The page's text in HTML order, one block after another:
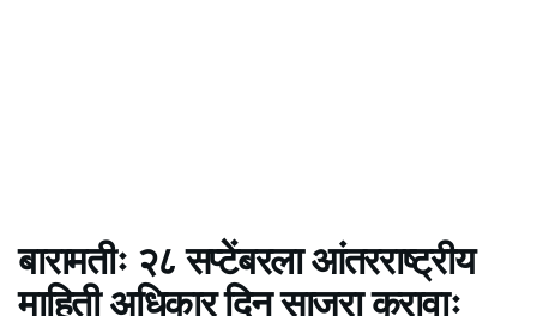
बारामतीः २८ सप्टेंबरला आंतरराष्ट्रीय
माहिती अधिकार दिन साजरा करावाः